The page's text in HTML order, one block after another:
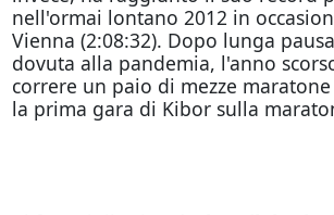
nell'ormai lontano 2012 in
Vienna (2:08:32). Dopo lunga
dovuta alla pandemia, l'anno
correre un paio di mezze
la prima gara di Kibor sulla